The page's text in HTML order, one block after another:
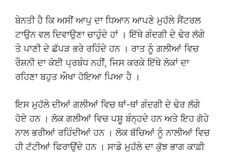
ਬੇਨਤੀ ਹੈ ਕਿ ਅਸੀਂ ਆਪੁ ਦਾ ਧਿਆਨ ਆਪਣੇ ਮੁਹੱਲੇ ਸੈਂਟਰਲ
ਟਾਉਨ ਵਲ ਦਿਵਾਉਣਾ ਚਾਹੁੰਦੇ ਹਾਂ । ਇੱਥੇ ਗੰਦਗੀ ਦੇ ਢੇਰ ਲੱਗੇ
ਤੇ ਪਾਣੀ ਦੇ ਛੱਪੜ ਭਰੇ ਰਹਿੰਦੇ ਹਨ । ਰਾਤ ਨੂੰ ਗਲੀਆਂ ਵਿਚ
ਰੌਸ਼ਨੀ ਦਾ ਕੋਈ ਪ੍ਰਬੰਧ ਨਹੀਂ, ਜਿਸ ਕਰਕੇ ਇੱਥੇ ਲੋਕਾਂ ਦਾ
ਰਹਿਣਾ ਬਹੁਤ ਔਖਾ ਹੋਇਆ ਪਿਆ ਹੈ ।
ਇਸ ਮੁਹੱਲੇ ਦੀਆਂ ਗਲੀਆਂ ਵਿਚ ਥਾਂ-ਥਾਂ ਗੰਦਗੀ ਦੇ ਢੇਰ ਲੱਗੇ
ਹੋਏ ਹਨ । ਲੋਕ ਗਲੀਆਂ ਵਿਚ ਪਸ਼ੂ ਬੰਨ੍ਹਦੇ ਹਨ ਅਤੇ ਇਹ ਗੋਹੇ
ਨਾਲ ਭਰੀਆਂ ਰਹਿੰਦੀਆਂ ਹਨ । ਲੋਕ ਬੱਚਿਆਂ ਨੂੰ ਨਾਲੀਆਂ ਵਿਚ
ਹੀ ਟੱਟੀਆਂ ਫਿਰਾਉਂਦੇ ਹਨ । ਸਾਡੇ ਮੁਹੱਲੇ ਦਾ ਕੁੱਝ ਭਾਗ ਕਾਫ਼ੀ